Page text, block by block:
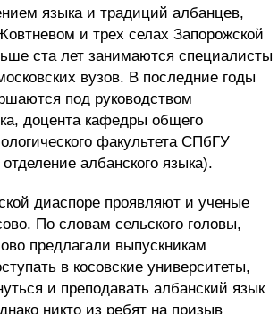
языка и традиций албанцев,
и трех селах Запорожской
ста лет занимаются специалисты
вузов. В последние годы
под руководством
доцента кафедры общего
факультета СПбГУ
албанского языка).
диаспоре проявляют и ученые
По словам сельского головы,
предлагали выпускникам
в косовские университеты,
и преподавать албанский язык
никто из ребят на призыв